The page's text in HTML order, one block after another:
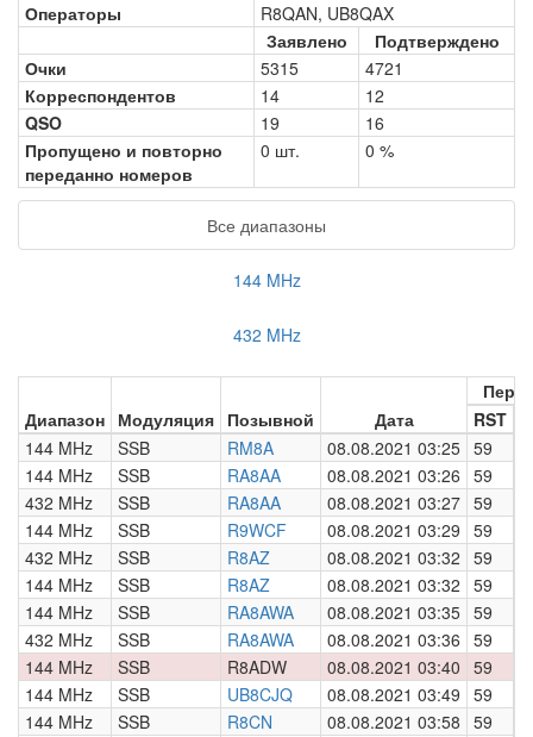
Операторы
R8QAN, UB8QAX
Заявлено
Подтверждено
Очки
5315
4721
Корреспондентов
14
12
QSO
19
16
Пропущено и повторно
переданно номеров
0 шт. 0 %
Все диапазоны
144 MHz
432 MHz
Диапазон Модуляция Позывной Дата
RST
144 MHz
SSB RM8A 08.08.2021 03:25 59
144 MHz
SSB RA8AA 08.08.2021 03:26 59
432 MHz
SSB RA8AA 08.08.2021 03:27 59
144 MHz
SSB R9WCF 08.08.2021 03:29 59
432 MHz
SSB R8AZ 08.08.2021 03:32 59
144 MHz
SSB R8AZ 08.08.2021 03:32 59
144 MHz
SSB RA8AWA 08.08.2021 03:35 59
432 MHz
SSB RA8AWA 08.08.2021 03:36 59
144 MHz
SSB R8ADW 08.08.2021 03:40 59
144 MHz
SSB UB8CJQ 08.08.2021 03:49 59
144 MHz
SSB R8CN 08.08.2021 03:58 59